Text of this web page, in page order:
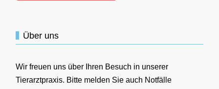
Über uns
Wir freuen uns über Ihren Besuch in unserer
Tierarztpraxis. Bitte melden Sie auch Notfälle